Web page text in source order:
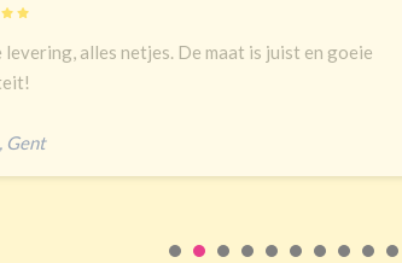
levering, alles netjes. De maat is juist en goeie
, Gent